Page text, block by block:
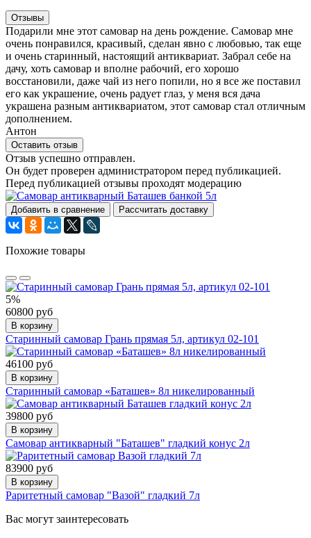
Отзывы
Подарили мне этот самовар на день рождение. Самовар мне
очень понравился, красивый, сделан явно с любовью, так еще
и очень старинный, настоящий антиквариат. Забрал себе на
дачу, хоть самовар и вполне рабочий, его хорошо
восстановили, даже чай из него попили, но я все же поставил
его как украшение, очень радует глаз, у меня вся дача
украшена разным антиквариатом, этот самовар стал отличным
дополнением.
Антон
Оставить отзыв
Отзыв успешно отправлен.
Он будет проверен администратором перед публикацией.
Перед публикацией отзывы проходят модерацию
Добавить в сравнение Рассчитать доставку
Похожие товары
5%
60800 руб
В корзину
Старинный самовар Грань прямая 5л, артикул 02-101
46100 руб
В корзину
Старинный самовар «Баташев» 8л никелированный
39800 руб
В корзину
Самовар антикварный "Баташев" гладкий конус 2л
83900 руб
В корзину
Раритетный самовар "Вазой" гладкий 7л
Вас могут заинтересовать